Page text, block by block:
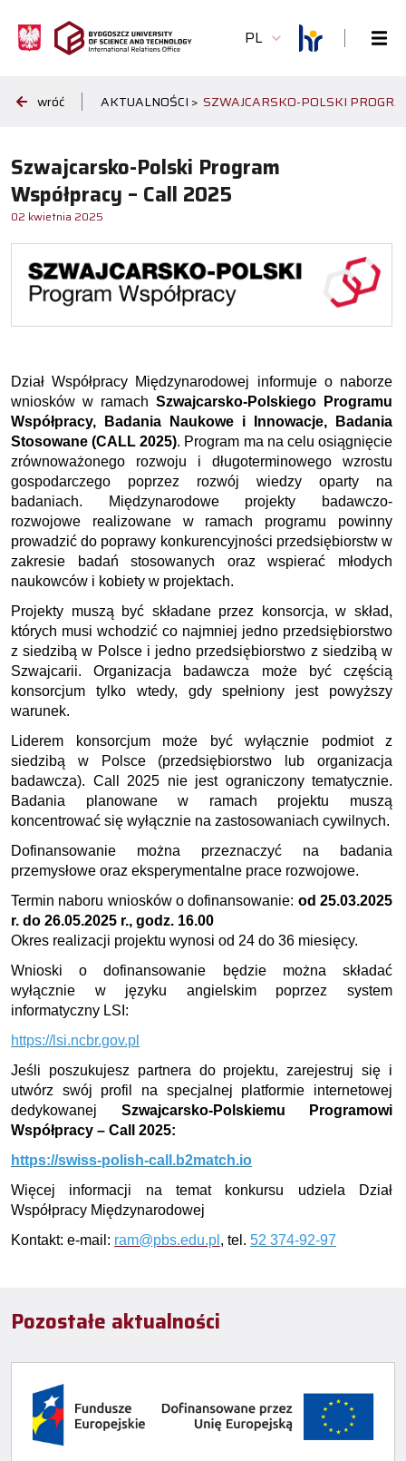
PL
wróć AKTUALNOŚCI > SZWAJCARSKO-POLSKI
Szwajcarsko-Polski Program
Współpracy – Call 2025
02 kwietnia 2025
Dział Współpracy Międzynarodowej informuje o naborze
wniosków w ramach Szwajcarsko-Polskiego Programu
Współpracy, Badania Naukowe i Innowacje, Badania
Stosowane (CALL 2025). Program ma na celu osiągnięcie
zrównoważonego rozwoju i długoterminowego wzrostu
gospodarczego poprzez rozwój wiedzy oparty na
badaniach. Międzynarodowe projekty badawczo-
rozwojowe realizowane w ramach programu powinny
prowadzić do poprawy konkurencyjności przedsiębiorstw w
zakresie badań stosowanych oraz wspierać młodych
naukowców i kobiety w projektach.
Projekty muszą być składane przez konsorcja, w skład,
których musi wchodzić co najmniej jedno przedsiębiorstwo
z siedzibą w Polsce i jedno przedsiębiorstwo z siedzibą w
Szwajcarii. Organizacja badawcza może być częścią
konsorcjum tylko wtedy, gdy spełniony jest powyższy
warunek.
Liderem konsorcjum może być wyłącznie podmiot z
siedzibą w Polsce (przedsiębiorstwo lub organizacja
badawcza). Call 2025 nie jest ograniczony tematycznie.
Badania planowane w ramach projektu muszą
koncentrować się wyłącznie na zastosowaniach cywilnych.
Dofinansowanie można przeznaczyć na badania
przemysłowe oraz eksperymentalne prace rozwojowe.
Termin naboru wniosków o dofinansowanie: od 25.03.2025
r. do 26.05.2025 r., godz. 16.00
Okres realizacji projektu wynosi od 24 do 36 miesięcy.
Wnioski o dofinansowanie będzie można składać
wyłącznie w języku angielskim poprzez system
informatyczny LSI:
https://lsi.ncbr.gov.pl
Jeśli poszukujesz partnera do projektu, zarejestruj się i
utwórz swój profil na specjalnej platformie internetowej
dedykowanej Szwajcarsko-Polskiemu Programowi
Współpracy – Call 2025:
https://swiss-polish-call.b2match.io
Więcej informacji na temat konkursu udziela Dział
Współpracy Międzynarodowej
Kontakt: e-mail: ram@pbs.edu.pl , tel. 52 374-92-97
Pozostałe aktualności